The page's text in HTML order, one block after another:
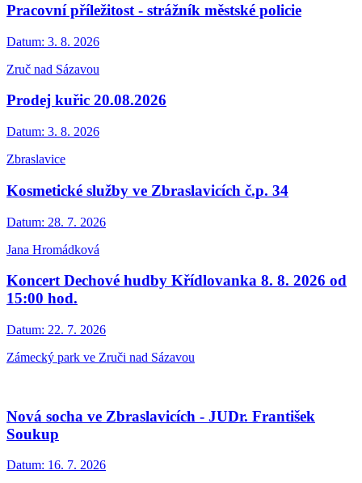
Pracovní příležitost - strážník městské policie
Datum: 3. 8. 2026
Zruč nad Sázavou
Prodej kuřic 20.08.2026
Datum: 3. 8. 2026
Zbraslavice
Kosmetické služby ve Zbraslavicích č.p. 34
Datum: 28. 7. 2026
Jana Hromádková
Koncert Dechové hudby Křídlovanka 8. 8. 2026 od
15:00 hod.
Datum: 22. 7. 2026
Zámecký park ve Zruči nad Sázavou
Nová socha ve Zbraslavicích - JUDr. František
Soukup
Datum: 16. 7. 2026